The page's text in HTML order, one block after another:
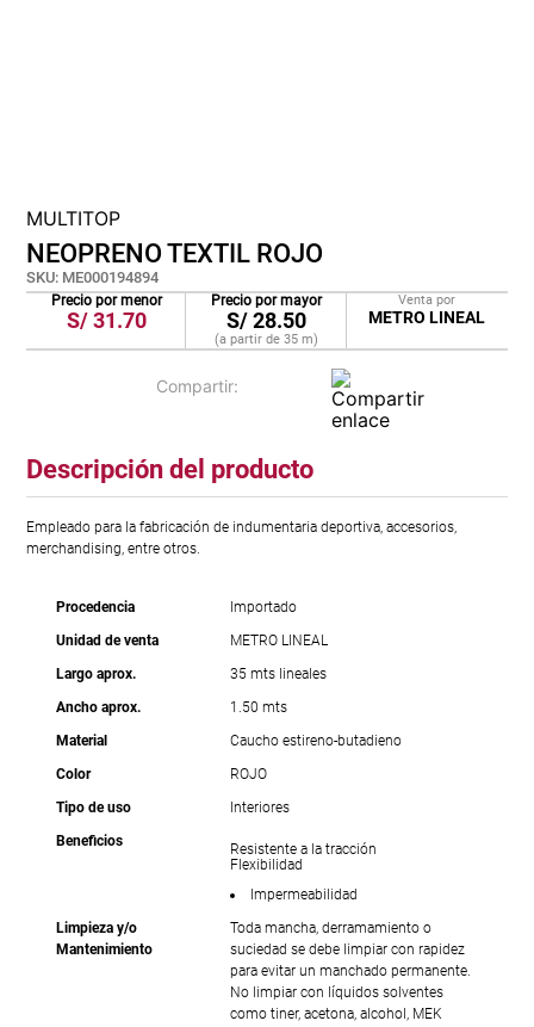
MULTITOP
NEOPRENO TEXTIL ROJO
SKU: ME000194894
Precio por menor
S/31.70
Precio por mayor
S/28.50
(a partir de 35 m)
Venta por
METRO LINEAL
Descripción del producto
Empleado para la fabricación de indumentaria deportiva, accesorios,
merchandising, entre otros.
Procedencia
Importado
Unidad de venta
METRO LINEAL
Largo aprox.
35 mts lineales
Ancho aprox.
1.50 mts
Material
Caucho estireno-butadieno
Color
ROJO
Tipo de uso
Interiores
Beneficios
Resistente a la tracción
Flexibilidad
Impermeabilidad
Limpieza y/o
Mantenimiento
Toda mancha, derramamiento o
suciedad se debe limpiar con rapidez
para evitar un manchado permanente.
No limpiar con líquidos solventes
como tiner, acetona, alcohol, MEK